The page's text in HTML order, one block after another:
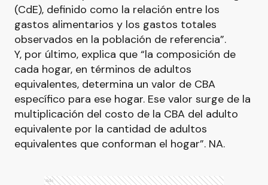
(CdE), definido como la relación entre los
gastos alimentarios y los gastos totales
observados en la población de referencia”.
Y, por último, explica que “la composición de
cada hogar, en términos de adultos
equivalentes, determina un valor de CBA
específico para ese hogar. Ese valor surge de la
multiplicación del costo de la CBA del adulto
equivalente por la cantidad de adultos
equivalentes que conforman el hogar”. NA.
Ads